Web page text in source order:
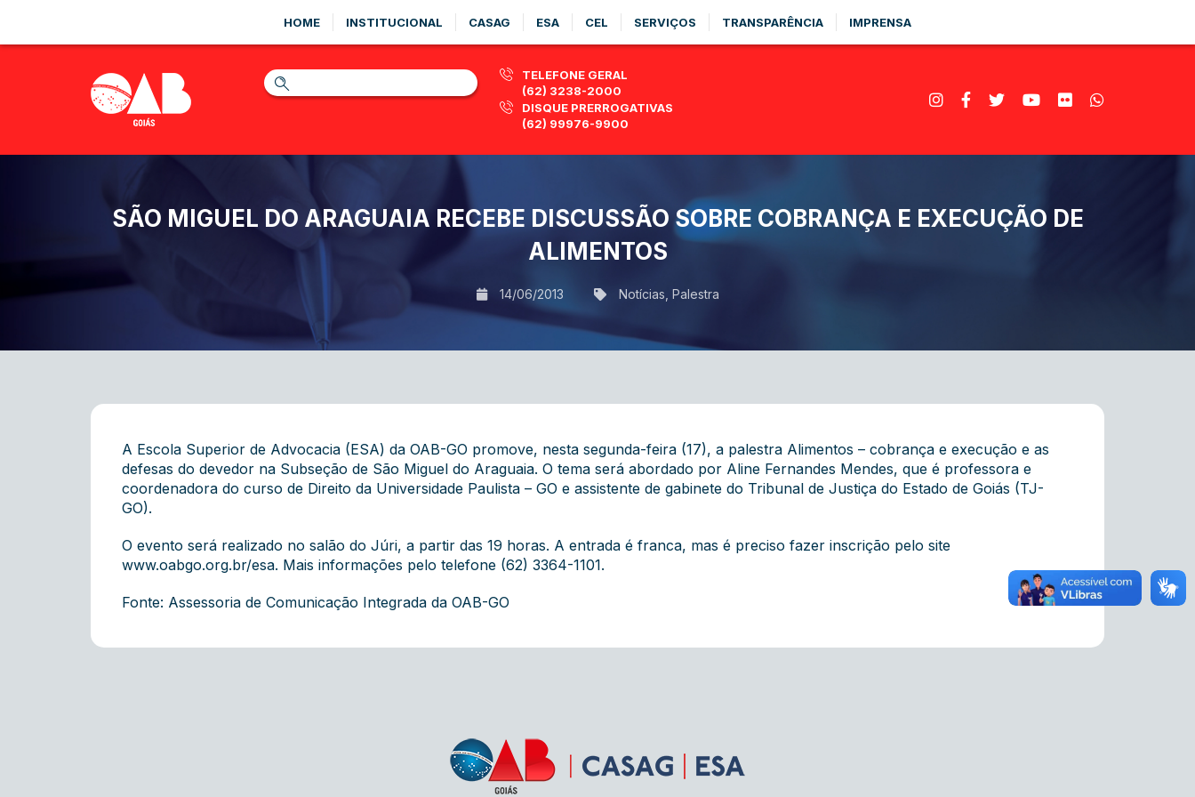
HOME INSTITUCIONAL CASAG ESA CEL SERVIÇOS TRANSPARÊNCIA IMPRENSA
TELEFONE GERAL
(62) 3238-2000
DISQUE PRERROGATIVAS
(62) 99976-9900
SÃO MIGUEL DO ARAGUAIA RECEBE DISCUSSÃO SOBRE COBRANÇA E EXECUÇÃO DE
ALIMENTOS
14/06/2013 Notícias Palestra
A Escola Superior de Advocacia (ESA) da OAB-GO promove, nesta segunda-feira (17), a palestra Alimentos – cobrança e execução e as
defesas do devedor na Subseção de São Miguel do Araguaia. O tema será abordado por Aline Fernandes Mendes, que é professora e
coordenadora do curso de Direito da Universidade Paulista – GO e assistente de gabinete do Tribunal de Justiça do Estado de Goiás (TJ-
GO).
O evento será realizado no salão do Júri, a partir das 19 horas. A entrada é franca, mas é preciso fazer inscrição pelo site
www.oabgo.org.br/esa. Mais informações pelo telefone (62) 3364-1101.
Fonte: Assessoria de Comunicação Integrada da OAB-GO